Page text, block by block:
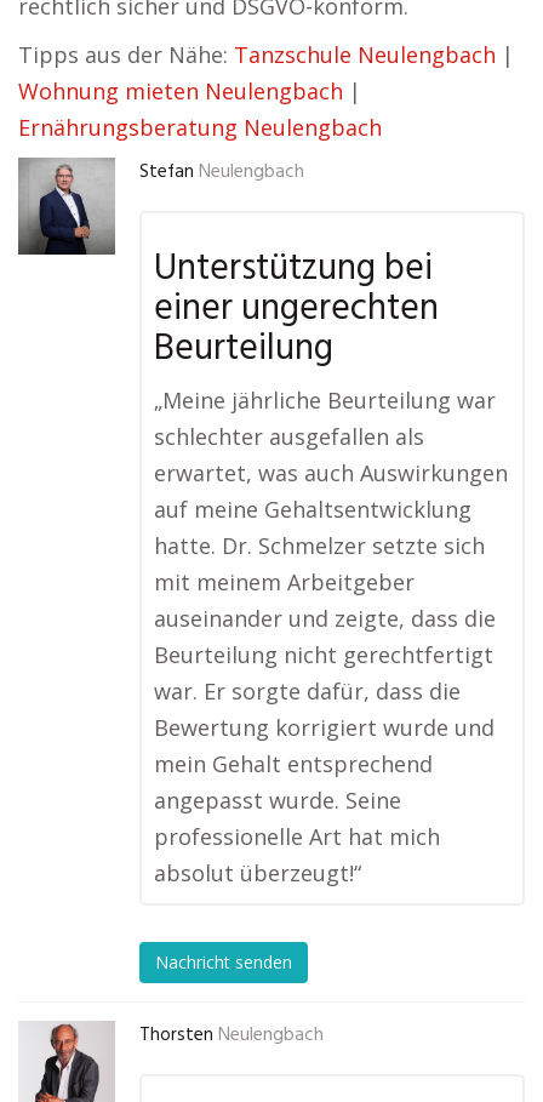
rechtlich sicher und DSGVO-konform.
Tipps aus der Nähe: Tanzschule Neulengbach |
Wohnung mieten Neulengbach |
Ernährungsberatung Neulengbach
Stefan Neulengbach
Unterstützung bei
einer ungerechten
Beurteilung
„Meine jährliche Beurteilung war
schlechter ausgefallen als
erwartet, was auch Auswirkungen
auf meine Gehaltsentwicklung
hatte. Dr. Schmelzer setzte sich
mit meinem Arbeitgeber
auseinander und zeigte, dass die
Beurteilung nicht gerechtfertigt
war. Er sorgte dafür, dass die
Bewertung korrigiert wurde und
mein Gehalt entsprechend
angepasst wurde. Seine
professionelle Art hat mich
absolut überzeugt!“
Nachricht senden
Thorsten Neulengbach